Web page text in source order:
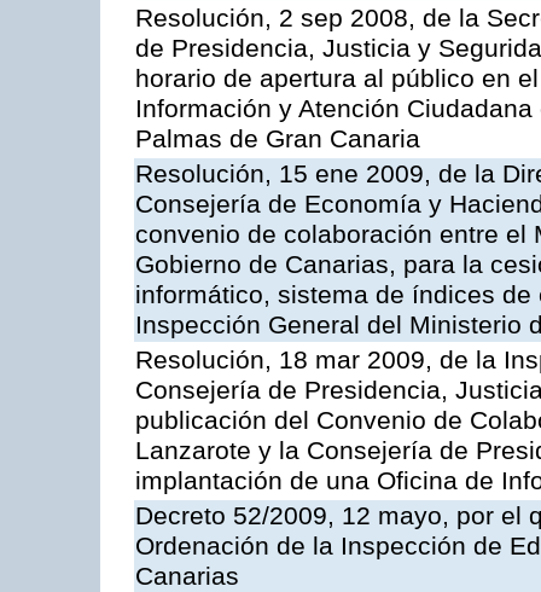
Resolución, 2 sep 2008, de la
de Presidencia, Justicia y
horario de apertura al público en
Información y Atención
Palmas de Gran Canaria
Resolución, 15 ene 2009, de la
Consejería de Economía y
convenio de colaboración entre
Gobierno de Canarias, para la
informático, sistema de índices
Inspección General del Ministerio
Resolución, 18 mar 2009, de la
Consejería de Presidencia,
publicación del Convenio de
Lanzarote y la Consejería de
implantación de una Oficina de
Decreto 52/2009, 12 mayo, por el
Ordenación de la Inspección de
Canarias